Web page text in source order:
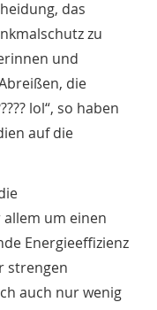
das
zu
und
die
lol“, so haben
auf die
um einen
Energieeffizienz
strengen
auch nur wenig